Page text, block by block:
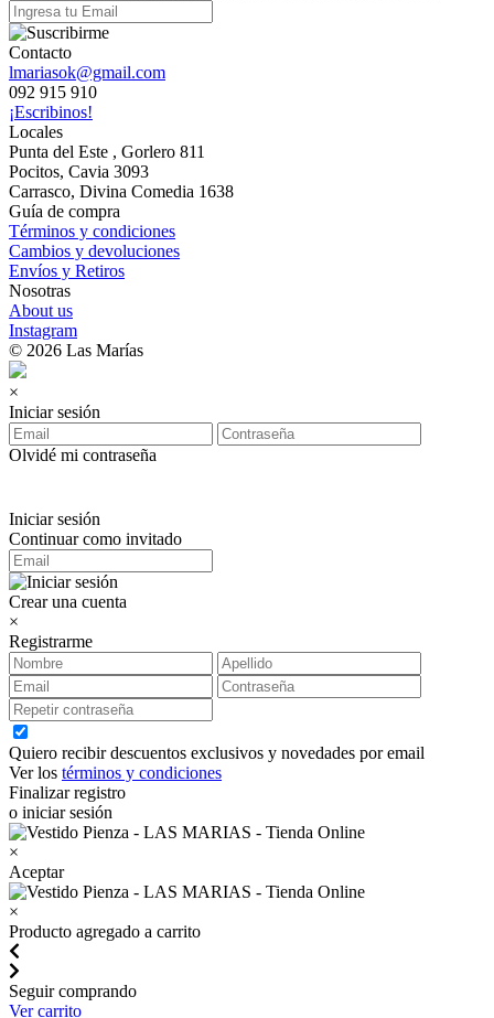
Contacto
lmariasok@gmail.com
092 915 910
¡Escribinos!
Locales
Punta del Este , Gorlero 811
Pocitos, Cavia 3093
Carrasco, Divina Comedia 1638
Guía de compra
Términos y condiciones
Cambios y devoluciones
Envíos y Retiros
Nosotras
About us
Instagram
© 2026 Las Marías
×
Iniciar sesión
Olvidé mi contraseña
Iniciar sesión
Continuar como invitado
Crear una cuenta
×
Registrarme
Quiero recibir descuentos exclusivos y novedades por email
Ver los términos y condiciones
Finalizar registro
o iniciar sesión
×
Aceptar
×
Producto agregado a carrito
Seguir comprando
Ver carrito